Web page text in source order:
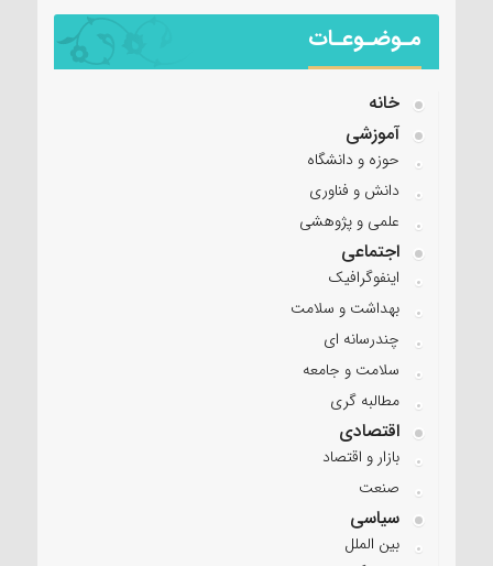
مـوضـوعـات
خانه
آموزشی
حوزه و دانشگاه
دانش و فناوری
علمی و پژوهشی
اجتماعی
اینفوگرافیک
بهداشت و سلامت
چندرسانه ای
سلامت و جامعه
مطالبه گری
اقتصادی
بازار و اقتصاد
صنعت
سیاسی
بین الملل